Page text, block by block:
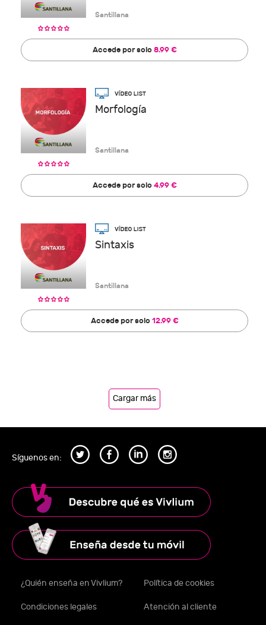
Santillana
Accede por solo8.99 €
Morfología
Santillana
Accede por solo4.99 €
Sintaxis
Santillana
Accede por solo12.99 €
Cargar más
Síguenos en:
¿Quién enseña en Vivlium? Política de cookies
Condiciones legales Atención al cliente